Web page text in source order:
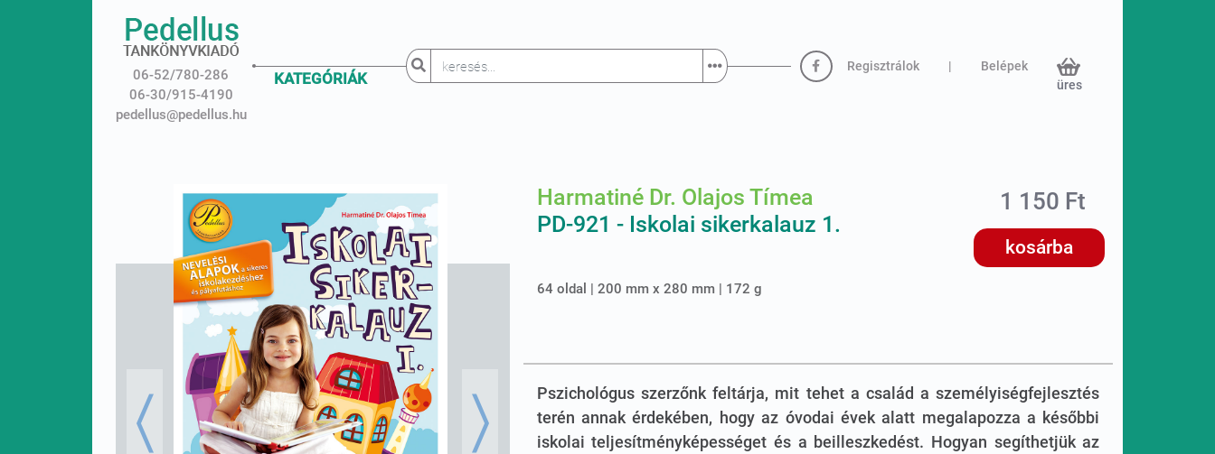
06-52/780-286
06-30/915-4190
pedellus@pedellus.hu
KATEGÓRIÁK
Regisztrálok |
Belépek
üres
Previous Next
Harmatiné Dr. Olajos Tímea
PD-921 - Iskolai sikerkalauz 1.
64 oldal | 200 mm x 280 mm | 172 g
1 150 Ft
kosárba
Pszichológus szerzőnk feltárja, mit tehet a család a személyiségfejlesztés
terén annak érdekében, hogy az óvodai évek alatt megalapozza a későbbi
iskolai teljesítményképességet és a beilleszkedést. Hogyan segíthetjük az